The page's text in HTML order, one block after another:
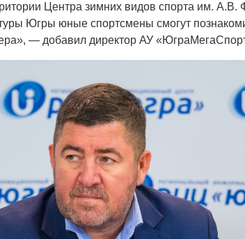
Центра зимних видов спорта им. А.В.
Югры юные спортсмены смогут
— добавил директор АУ